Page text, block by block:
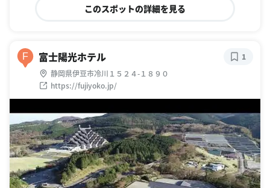
このスポットの詳細を見る
F 富士陽光ホテル
静岡県伊豆市冷川１５２４-１８９０
https://fujiyoko.jp/
1